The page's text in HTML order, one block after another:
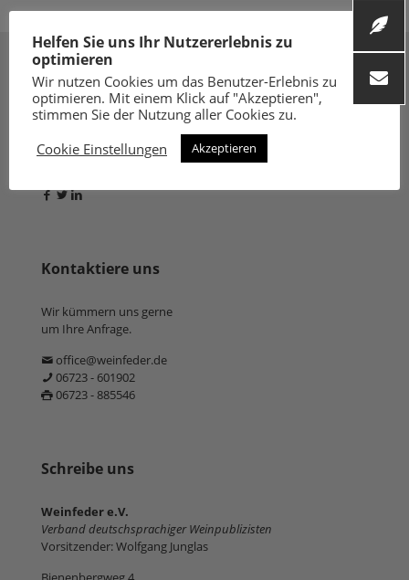
Folge uns
Kontaktiere uns
Wir kümmern uns gerne
um Ihre Anfrage.
office@weinfeder.de
06723 - 601902
06723 - 885546
Schreibe uns
Weinfeder e.V.
Verband deutschsprachiger Weinpublizisten
Vorsitzender: Wolfgang Junglas
Helfen Sie uns Ihr Nutzererlebnis zu
optimieren
Wir nutzen Cookies um das Benutzer-Erlebnis zu
optimieren. Mit einem Klick auf "Akzeptieren",
stimmen Sie der Nutzung aller Cookies zu.
Cookie Einstellungen
Akzeptieren